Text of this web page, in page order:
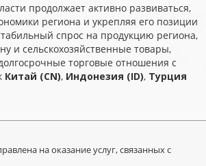
продолжает активно развиваться,
региона и укрепляя его позиции
спрос на продукцию региона,
и сельскохозяйственные товары,
торговые отношения с
Китай (CN), Индонезия (ID), Турция
на оказание услуг, связанных с